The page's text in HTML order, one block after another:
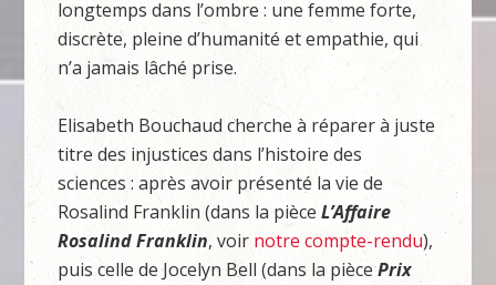
longtemps dans l’ombre : une femme forte,
discrète, pleine d’humanité et empathie, qui
n’a jamais lâché prise.
Elisabeth Bouchaud cherche à réparer à juste
titre des injustices dans l’histoire des
sciences : après avoir présenté la vie de
Rosalind Franklin (dans la pièceL’Affaire
Rosalind Franklin, voir notre compte-rendu),
puis celle de Jocelyn Bell (dans la pièce Prix